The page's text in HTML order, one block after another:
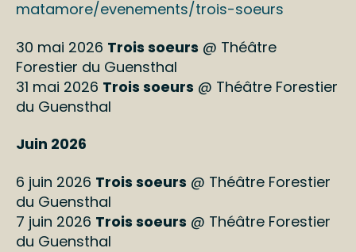
matamore/evenements/trois-soeurs
30 mai 2026 Trois soeurs @ Théâtre
Forestier du Guensthal
31 mai 2026 Trois soeurs @ Théâtre Forestier
du Guensthal
Juin 2026
6 juin 2026 Trois soeurs @ Théâtre Forestier
du Guensthal
7 juin 2026 Trois soeurs @ Théâtre Forestier
du Guensthal